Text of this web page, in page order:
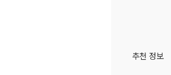
추천 정보